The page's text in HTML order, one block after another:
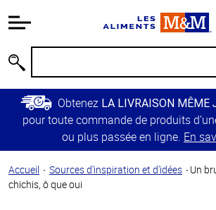
relative à
Passer
contenu
principal
Retour à
principale
Obtenez LA LIVRAISON MÊME
pour toute commande de produits
ou plus passée en ligne. En
Accueil Sources d'inspiration et d'idées
Un
chichis, ô que oui